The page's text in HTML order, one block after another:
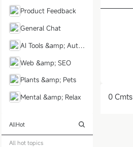
0 Cmts
Product Feedback
General Chat
AI Tools &amp; Auto
Web &amp; SEO
Plants &amp; Pets
Mental &amp; Relax
AllHot
All hot topics